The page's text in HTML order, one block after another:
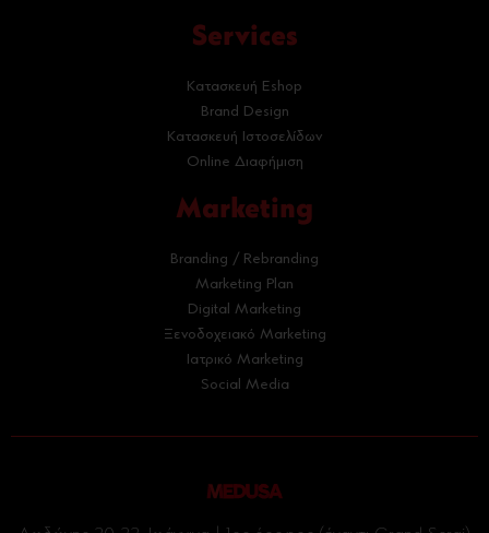
Services
Κατασκευή Eshop
Brand Design
Κατασκευή Ιστοσελίδων
Online Διαφήμιση
Marketing
Branding / Rebranding
Marketing Plan
Digital Marketing
Ξενοδοχειακό Marketing
Ιατρικό Marketing
Social Media